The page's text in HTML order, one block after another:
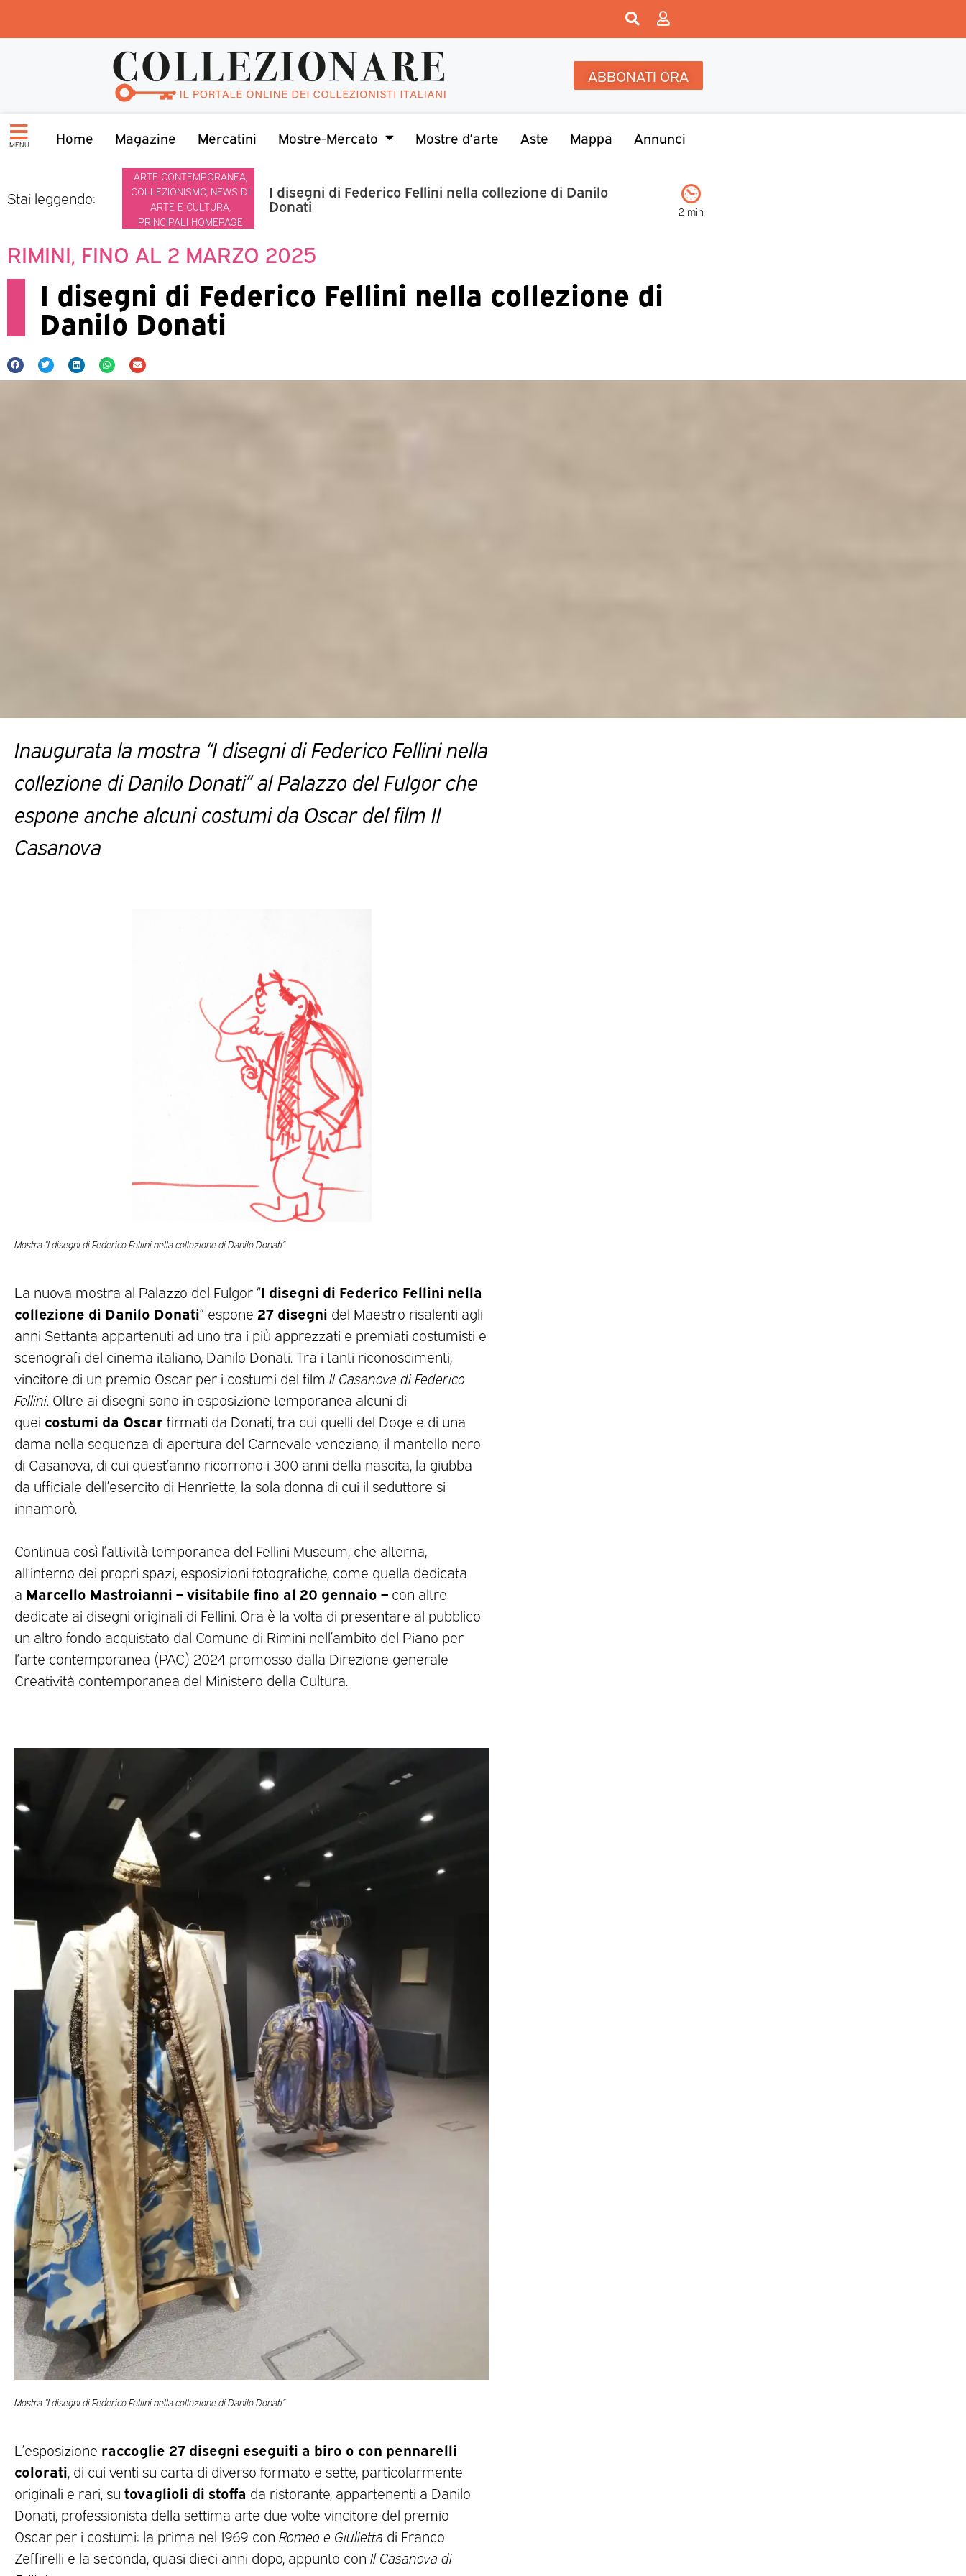
ABBONATI ORA
MENU Home Magazine Mercatini Mostre-Mercato Mostre d’arte Aste Mappa Annunci
Stai leggendo:
ARTE CONTEMPORANEA
COLLEZIONISMO, NEWS DI
ARTE E CULTURA
PRINCIPALI HOMEPAGE
I disegni di Federico Fellini nella collezione di Danilo
Donati 2 min
RIMINI, FINO AL 2 MARZO 2025
I disegni di Federico Fellini nella collezione di
Danilo Donati
Inaugurata la mostra “I disegni di Federico Fellini nella
collezione di Danilo Donati” al Palazzo del Fulgor che
espone anche alcuni costumi da Oscar del film Il
Casanova
Mostra “I disegni di Federico Fellini nella collezione di Danilo Donati”
La nuova mostra al Palazzo del Fulgor “I disegni di Federico Fellini nella
collezione di Danilo Donati” espone 27 disegni del Maestro risalenti agli
anni Settanta appartenuti ad uno tra i più apprezzati e premiati costumisti e
scenografi del cinema italiano, Danilo Donati. Tra i tanti riconoscimenti,
vincitore di un premio Oscar per i costumi del film Il Casanova di Federico
Fellini. Oltre ai disegni sono in esposizione temporanea alcuni di
quei costumi da Oscarfirmati da Donati, tra cui quelli del Doge e di una
dama nella sequenza di apertura del Carnevale veneziano, il mantello nero
di Casanova, di cui quest’anno ricorrono i 300 anni della nascita, la giubba
da ufficiale dell’esercito di Henriette, la sola donna di cui il seduttore si
innamorò.
Continua così l’attività temporanea del Fellini Museum, che alterna,
all’interno dei propri spazi, esposizioni fotografiche, come quella dedicata
a Marcello Mastroianni – visitabile fino al 20 gennaio – con altre
dedicate ai disegni originali di Fellini. Ora è la volta di presentare al pubblico
un altro fondo acquistato dal Comune di Rimini nell’ambito del Piano per
l’arte contemporanea (PAC) 2024 promosso dalla Direzione generale
Creatività contemporanea del Ministero della Cultura.
Mostra “I disegni di Federico Fellini nella collezione di Danilo Donati”
L’esposizione raccoglie 27 disegni eseguiti a biro o con pennarelli
colorati , di cui venti su carta di diverso formato e sette, particolarmente
originali e rari, su tovaglioli di stoffa da ristorante, appartenenti a Danilo
Donati, professionista della settima arte due volte vincitore del premio
Oscar per i costumi: la prima nel 1969 con Romeo e Giulietta di Franco
Zeffirelli e la seconda, quasi dieci anni dopo, appunto con Il Casanova di